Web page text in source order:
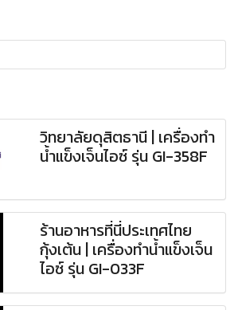
วิทยาลัยดุสิตธานี | เครื่องทำ
น้ำแข็งเจ็นไอซ์ รุ่น GI-358F
ร้านอาหารที่นี่ประเทศไทย
กุ้งเต้น | เครื่องทำน้ำแข็งเจ็น
ไอซ์ รุ่น GI-033F